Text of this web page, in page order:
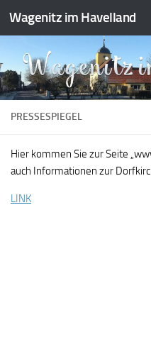
Zum Inhalt springen
Wagenitz im Havelland
PRESSESPIEGEL
Hier kommen Sie zur Seite
auch Informationen zur
LINK